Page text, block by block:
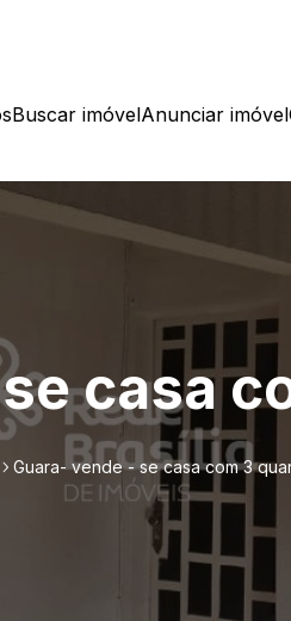
Buscar imóvelAnunciar imóvel
casa
Guara- vende - se casa com 3